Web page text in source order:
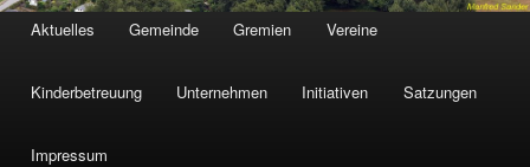
HAUPTMENÜ
Zum
primären
Inhalt
Zum
sekundären
Inhalt
Aktuelles Gemeinde Gremien Vereine
Kinderbetreuung Unternehmen Initiativen Satzungen
Impressum